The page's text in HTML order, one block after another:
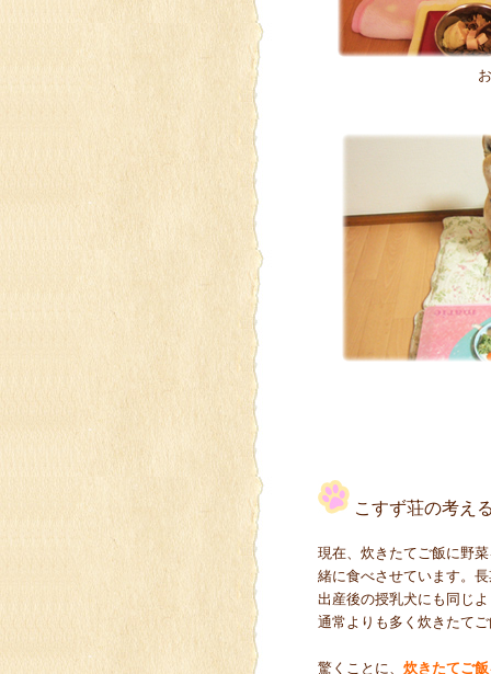
こすず荘の考え
現在、炊きたてご飯に野
緒に食べさせています。
出産後の授乳犬にも同じ
通常よりも多く炊きたて
驚くことに、 炊きたてご